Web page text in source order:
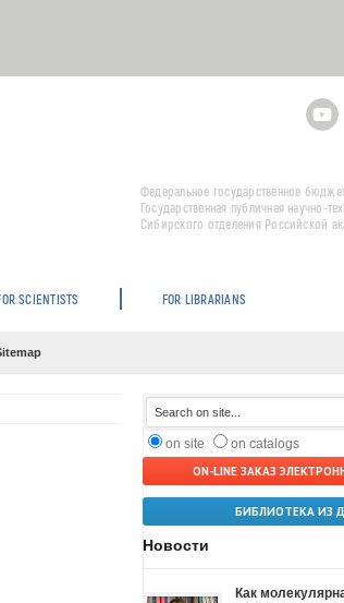
Федеральное государственное
Государственная публичная научно-
Сибирского отделения Российской
SCIENTISTS
FOR LIBRARIANS
on site
on catalogs
ON-LINE ЗАКАЗ
БИБЛИОТЕКА ИЗ
Новости
Как